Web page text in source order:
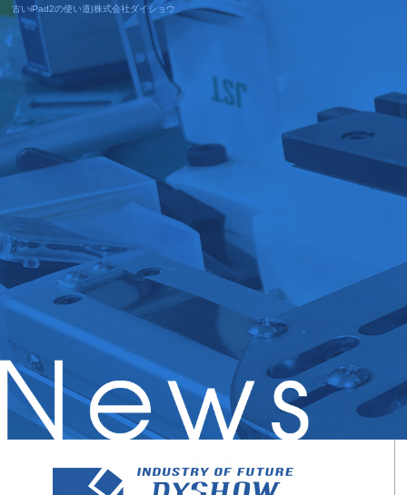
古いiPad2の使い道|株式会社ダイショウ